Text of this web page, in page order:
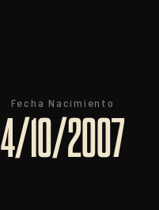
Fecha Nacimiento
4/10/2007